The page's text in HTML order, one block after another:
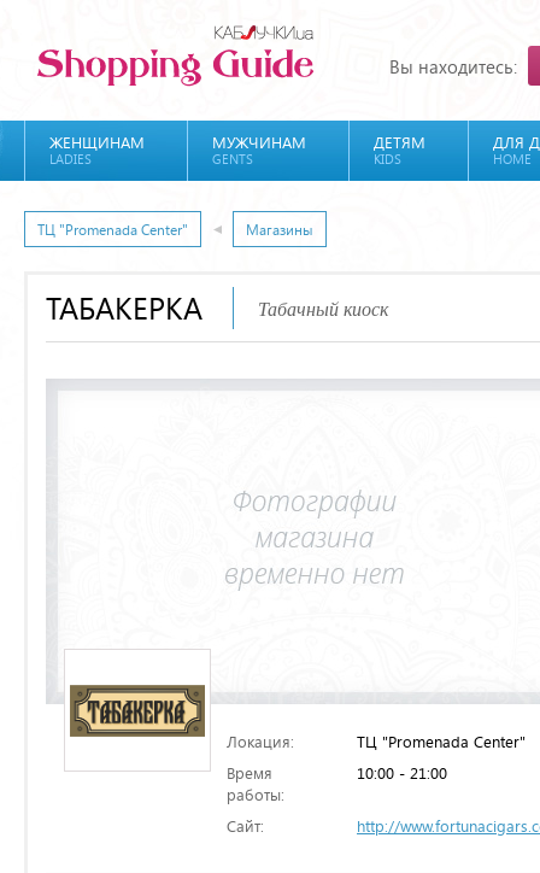
Вы находитесь:
ЖЕНЩИНАМ
LADIES
МУЖЧИНАМ
GENTS
ДЕТЯМ
KIDS
ДЛЯ
HOME
ТЦ "Promenada Center" Магазины
ТАБАКЕРКА Табачный киоск
Локация:
ТЦ "Promenada Center"
Время
работы:
10:00 - 21:00
Сайт: http://